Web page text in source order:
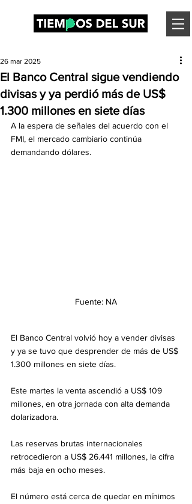
El Banco Central sigue vendiendo
divisas y ya perdió más de US$
1.300 millones en siete días
26 mar 2025
A la espera de señales del acuerdo con el
FMI, el mercado cambiario continúa
demandando dólares.
Fuente: NA
El Banco Central volvió hoy a vender divisas
y ya se tuvo que desprender de más de US$
1.300 millones en siete días.
Este martes la venta ascendió a US$ 109
millones, en otra jornada con alta demanda
dolarizadora.
Las reservas brutas internacionales
retrocedieron a US$ 26.441 millones, la cifra
más baja en ocho meses.
El número está cerca de quedar en mínimos